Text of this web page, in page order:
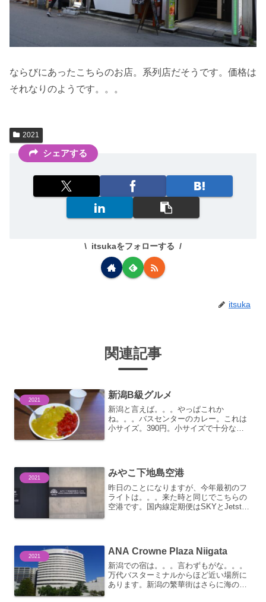
ならびにあったこちらのお店。系列店だそうです。価格は
それなりのようです。。。
2021
シェアする
itsukaをフォローする
itsuka
関連記事
2021 新潟B級グルメ
新潟と言えば。。。やっぱこれか
ね。。。バスセンターのカレー。これは
小サイズ。390円。小サイズで十分なボ
盛は。。。チャレンジメニュー...
2021 みやこ下地島空港
昨日のことになりますが、今年最初のフ
ライトは。。。来た時と同じでこちらの
空港です。国内線定期便はSKYとJetstar
2021 ANA Crowne Plaza Niigata
新潟での宿は。。。言わずもがな。。。
万代バスターミナルからほど近い場所に
あります。新潟の繁華街はさらに海の方